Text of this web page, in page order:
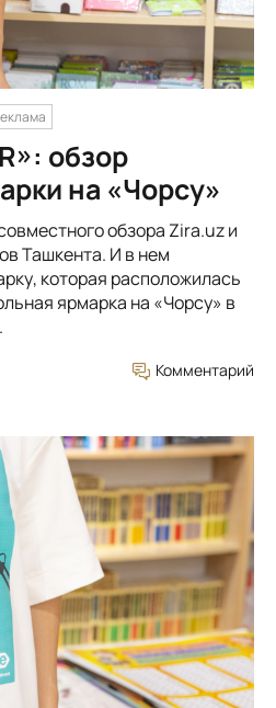
обзор
на «Чорсу»
обзора Zira.uz и
Ташкента. И в нем
которая расположилась
ярмарка на «Чорсу» в
Комментарий